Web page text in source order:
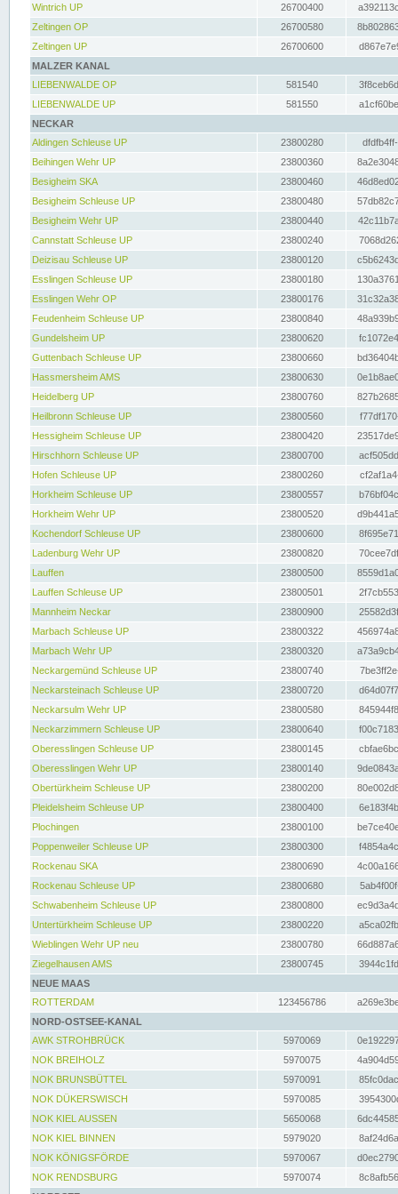
Wintrich UP
26700400
Zeltingen OP
26700580
Zeltingen UP
26700600
MALZER KANAL
LIEBENWALDE OP
581540
LIEBENWALDE UP
581550
NECKAR
Aldingen Schleuse UP
23800280
Beihingen Wehr UP
23800360
Besigheim SKA
23800460
Besigheim Schleuse UP
23800480
Besigheim Wehr UP
23800440
Cannstatt Schleuse UP
23800240
Deizisau Schleuse UP
23800120
Esslingen Schleuse UP
23800180
Esslingen Wehr OP
23800176
Feudenheim Schleuse UP
23800840
Gundelsheim UP
23800620
Guttenbach Schleuse UP
23800660
Hassmersheim AMS
23800630
Heidelberg UP
23800760
Heilbronn Schleuse UP
23800560
Hessigheim Schleuse UP
23800420
Hirschhorn Schleuse UP
23800700
Hofen Schleuse UP
23800260
Horkheim Schleuse UP
23800557
Horkheim Wehr UP
23800520
Kochendorf Schleuse UP
23800600
Ladenburg Wehr UP
23800820
Lauffen
23800500
Lauffen Schleuse UP
23800501
Mannheim Neckar
23800900
Marbach Schleuse UP
23800322
Marbach Wehr UP
23800320
Neckargemünd Schleuse UP
23800740
Neckarsteinach Schleuse UP
23800720
Neckarsulm Wehr UP
23800580
Neckarzimmern Schleuse UP
23800640
Oberesslingen Schleuse UP
23800145
Oberesslingen Wehr UP
23800140
Obertürkheim Schleuse UP
23800200
Pleidelsheim Schleuse UP
23800400
Plochingen
23800100
Poppenweiler Schleuse UP
23800300
Rockenau SKA
23800690
Rockenau Schleuse UP
23800680
Schwabenheim Schleuse UP
23800800
Untertürkheim Schleuse UP
23800220
Wieblingen Wehr UP neu
23800780
Ziegelhausen AMS
23800745
NEUE MAAS
ROTTERDAM
123456786
NORD-OSTSEE-KANAL
AWK STROHBRÜCK
5970069
NOK BREIHOLZ
5970075
NOK BRUNSBÜTTEL
5970091
NOK DÜKERSWISCH
5970085
NOK KIEL AUSSEN
5650068
NOK KIEL BINNEN
5979020
NOK KÖNIGSFÖRDE
5970067
NOK RENDSBURG
5970074